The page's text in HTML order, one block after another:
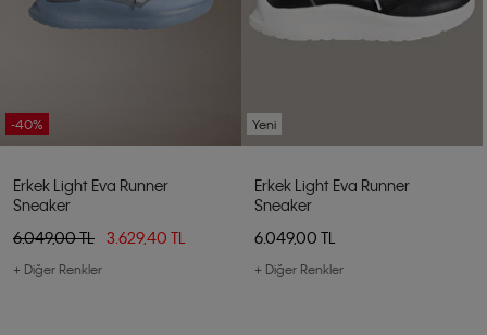
-40%
Erkek Light Eva Runner
Sneaker
6.049,00 TL
3.629,40 TL
+ Diğer Renkler
Yeni
Erkek Light Eva Runner
Sneaker
6.049,00 TL
+ Diğer Renkler